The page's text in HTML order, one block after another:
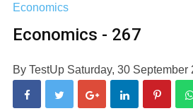
Economics
Economics - 267
By TestUp Saturday, 30 September